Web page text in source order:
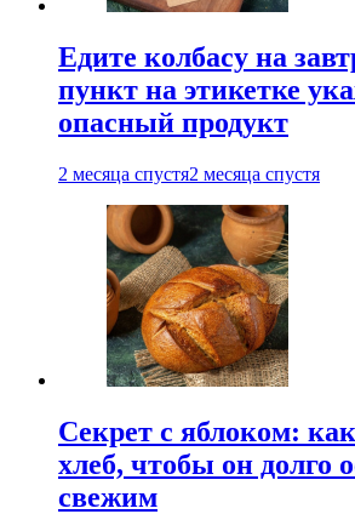
Едите колбасу на
пункт на этикетке
опасный продукт
2 месяца спустя2 месяца спустя
Секрет с яблоком:
хлеб, чтобы он долго
свежим